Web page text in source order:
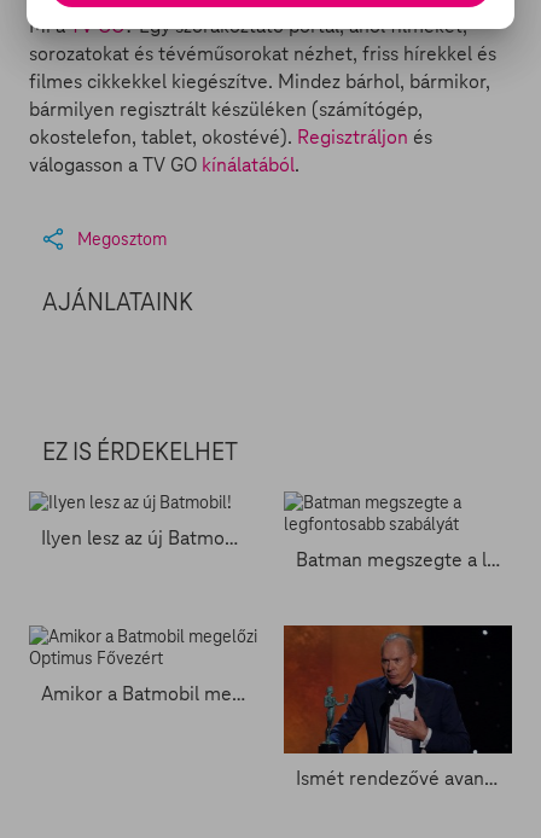
Mi aTV GO? Egy szórakoztató portál, ahol filmeket,
sorozatokat és tévéműsorokat nézhet, friss hírekkel és
filmes cikkekkel kiegészítve. Mindez bárhol, bármikor,
bármilyen regisztrált készüléken (számítógép,
okostelefon, tablet, okostévé). Regisztráljon és
válogasson a TV GO kínálatából.
Megosztom
AJÁNLATAINK
EZ IS ÉRDEKELHET
Ilyen lesz az új Batmobil!
Batman megszegte a legfontosabb szabályát
Amikor a Batmobil megelőzi Optimus Fővezért
Ismét rendezővé avanzsál Michael Keaton